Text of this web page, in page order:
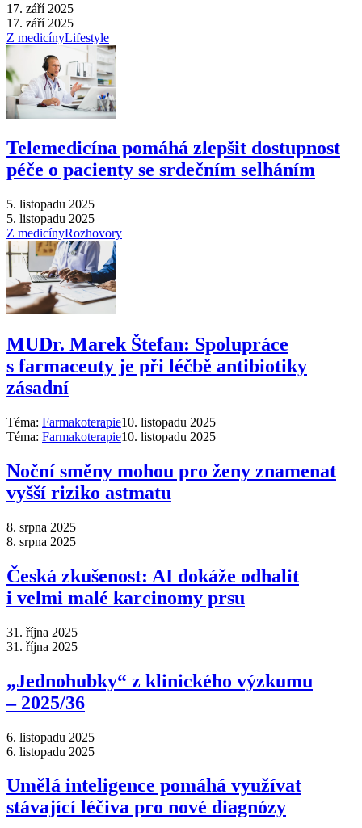
17. září 2025
17. září 2025
Z medicínyLifestyle
Telemedicína pomáhá zlepšit dostupnost
péče o pacienty se srdečním selháním
5. listopadu 2025
5. listopadu 2025
Z medicínyRozhovory
MUDr. Marek Štefan: Spolupráce
s farmaceuty je při léčbě antibiotiky
zásadní
Téma: Farmakoterapie10. listopadu 2025
Téma: Farmakoterapie10. listopadu 2025
Noční směny mohou pro ženy znamenat
vyšší riziko astmatu
8. srpna 2025
8. srpna 2025
Česká zkušenost: AI dokáže odhalit
i velmi malé karcinomy prsu
31. října 2025
31. října 2025
„Jednohubky“ z klinického výzkumu
–⁠ 2025/36
6. listopadu 2025
6. listopadu 2025
Umělá inteligence pomáhá využívat
stávající léčiva pro nové diagnózy